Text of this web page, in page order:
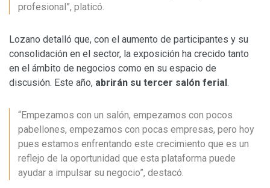
profesional”, platicó.
Lozano detalló que, con el aumento de participantes y su
consolidación en el sector, la exposición ha crecido tanto
en el ámbito de negocios como en su espacio de
discusión. Este año, abrirán su tercer salón ferial.
“Empezamos con un salón, empezamos con pocos
pabellones, empezamos con pocas empresas, pero hoy
pues estamos enfrentando este crecimiento que es un
reflejo de la oportunidad que esta plataforma puede
ayudar a impulsar su negocio”, destacó.